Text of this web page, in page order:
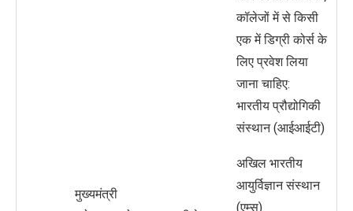
मुख्यमंत्री
कॉलेजों में से किसी
एक में डिग्री कोर्स के
लिए प्रवेश लिया
जाना चाहिए:
भारतीय प्रौद्योगिकी
संस्थान (आईआईटी)
अखिल भारतीय
आयुर्विज्ञान संस्थान
(एम्स)